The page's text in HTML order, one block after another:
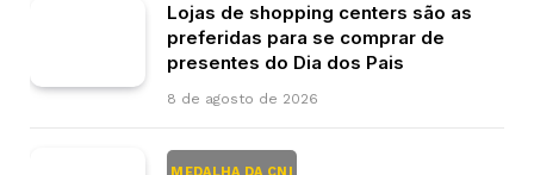
Lojas de shopping centers são as
preferidas para se comprar de
presentes do Dia dos Pais
8 de agosto de 2026